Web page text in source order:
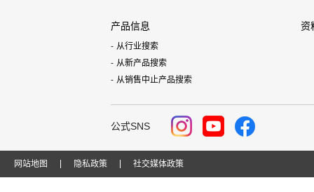
产品信息
从行业搜索
从新产品搜索
从销售中止产品搜索
资
公式SNS
网站地图 隐私政策 社交媒体政策